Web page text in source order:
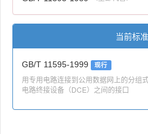
当前标准
GB/T 11595-1999 现行
用专用电路连接到公用数据网上的分组
电路终接设备（DCE）之间的接口